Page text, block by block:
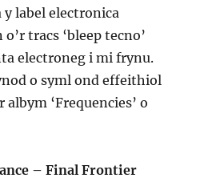
y label electronica
tracs ‘bleep tecno’
electroneg i mi frynu.
o syml ond effeithiol
‘Frequencies’ o
– Final Frontier